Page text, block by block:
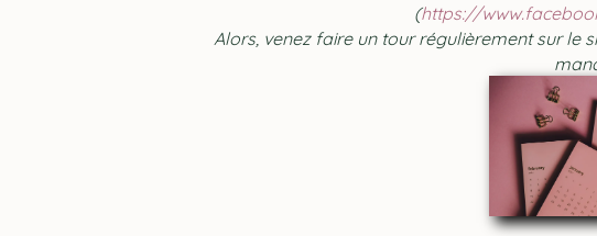
(https://
Alors, venez faire un tour régulièrement sur le